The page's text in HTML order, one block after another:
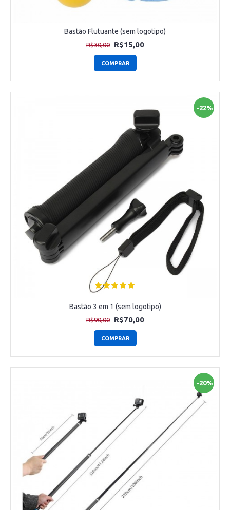
Bastão Flutuante (sem logotipo)
R$30,00 R$15,00
COMPRAR
-22%
Bastão 3 em 1 (sem logotipo)
R$90,00 R$70,00
COMPRAR
-20%